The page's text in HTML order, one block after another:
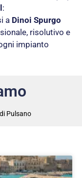
:
a Dinoi Spurgo
risolutivo e
impianto
Pulsano